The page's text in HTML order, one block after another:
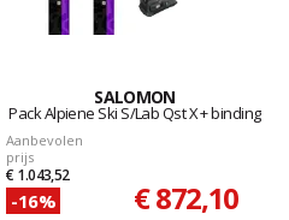
SALOMON
Pack Alpiene Ski S/Lab Qst X + binding
Aanbevolen
prijs
€ 1.043,52
-16% € 872,10